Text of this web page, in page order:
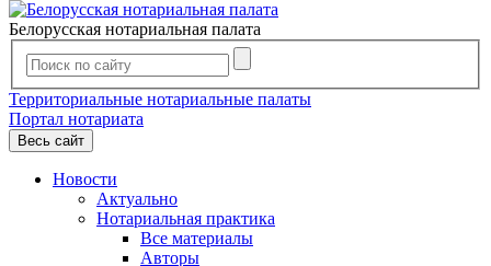
Белорусская нотариальная палата
Территориальные нотариальные палаты
Портал нотариата
Весь сайт
Новости
Актуально
Нотариальная практика
Все материалы
Авторы